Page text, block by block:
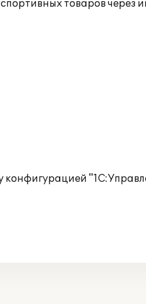
товаров через